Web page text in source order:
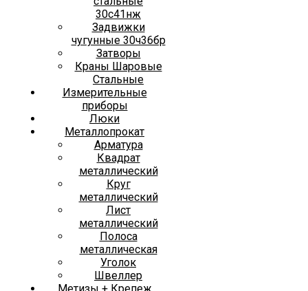
30с41нж
Задвижки
чугунные 30ч36бр
Затворы
Краны Шаровые
Стальные
Измерительные
приборы
Люки
Металлопрокат
Арматура
Квадрат
металлический
Круг
металлический
Лист
металлический
Полоса
металлическая
Уголок
Швеллер